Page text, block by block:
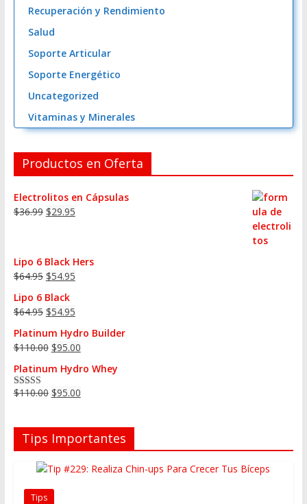
Recuperación y Rendimiento
Salud
Soporte Articular
Soporte Energético
Uncategorized
Vitaminas y Minerales
Productos en Oferta
Electrolitos en Cápsulas
$36.99 $29.95
Lipo 6 Black Hers
$64.95 $54.95
Lipo 6 Black
$64.95 $54.95
Platinum Hydro Builder
$110.00 $95.00
Platinum Hydro Whey
Valorado en
$110.00 $95.00
Tips Importantes
Tips